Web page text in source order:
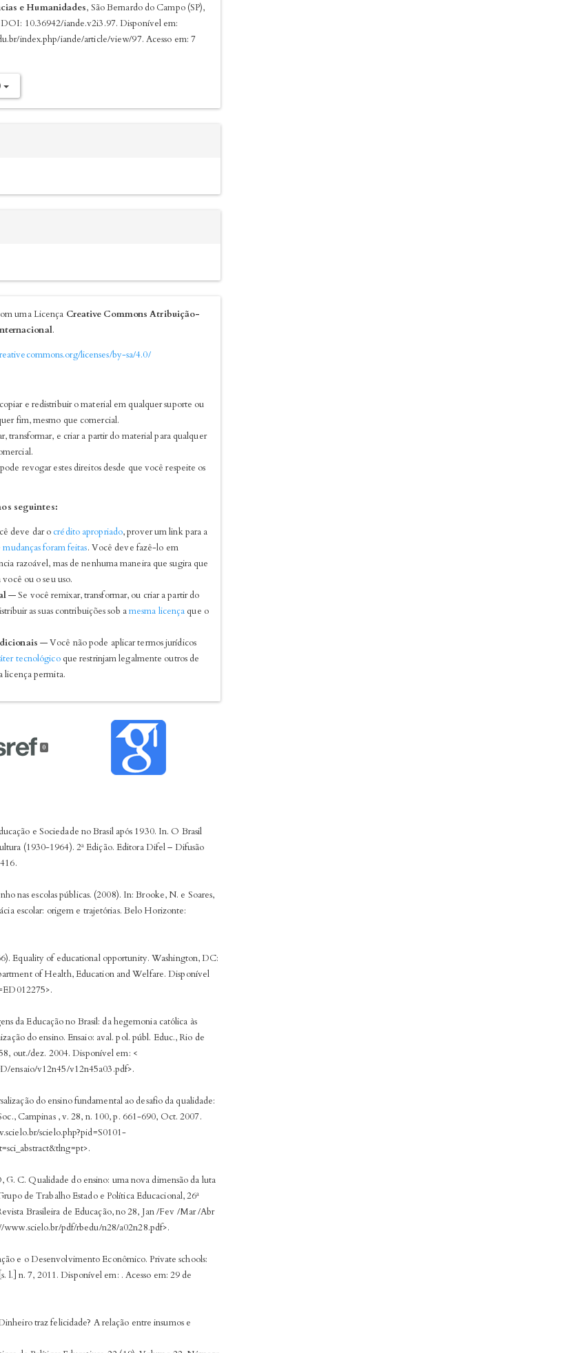
e Humanidades, São Bernardo do Campo (SP),
10.36942/iande.v2i3.97. Disponível em:
index.php/iande/article/view/97. Acesso em: 7
uma Licença Creative Commons Atribuição-
.
licenses/by-sa/4.0/
e redistribuir o material em qualquer suporte ou
fim, mesmo que comercial.
transformar, e criar a partir do material para qualquer
revogar estes direitos desde que você respeite os
seguintes:
deve dar o crédito apropriado, prover um link para a
mudanças foram feitas. Você deve fazê-lo em
razoável, mas de nenhuma maneira que sugira que
ou o seu uso.
— Se você remixar, transformar, ou criar a partir do
as suas contribuições sob amesma licença que o
— Você não pode aplicar termos jurídicos
tecnológicoque restrinjam legalmente outros de
licença permita.
0
e Sociedade no Brasil após 1930. In. O Brasil
(1930-1964). 2ª Edição. Editora Difel – Difusão
nas escolas públicas. (2008). In: Brooke, N. e Soares,
escolar: origem e trajetórias. Belo Horizonte:
Equality of educational opportunity. Washington, DC:
of Health, Education and Welfare. Disponível
da Educação no Brasil: da hegemonia católica às
do ensino. Ensaio: aval. pol. públ. Educ., Rio de
out./dez. 2004. Disponível em: <
ensaio/v12n45/v12n45a03.pdf>.
do ensino fundamental ao desafio da qualidade:
Campinas , v. 28, n. 100, p. 661-690, Oct. 2007.
scielo.php?pid=S0101-
C. Qualidade do ensino: uma nova dimensão da luta
de Trabalho Estado e Política Educacional, 26ª
Brasileira de Educação, no 28, Jan /Fev /Mar /Abr
pdf/rbedu/n28/a02n28.pdf>.
e o Desenvolvimento Econômico. Private schools:
l.] n. 7, 2011. Disponível em: . Acesso em: 29 de
traz felicidade? A relação entre insumos e